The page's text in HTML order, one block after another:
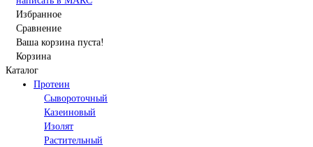
Избранное
Сравнение
Ваша корзина пуста!
Корзина
Каталог
Протеин
Сывороточный
Казеиновый
Изолят
Растительный